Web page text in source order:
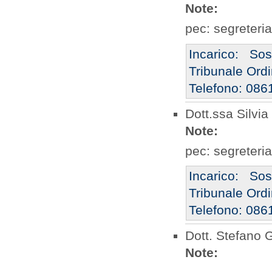
Note:
pec:
Incarico:
Tribunale
Telefono:
Dott.ssa
Note:
pec:
Incarico:
Tribunale
Telefono:
Dott. Stefano
Note: